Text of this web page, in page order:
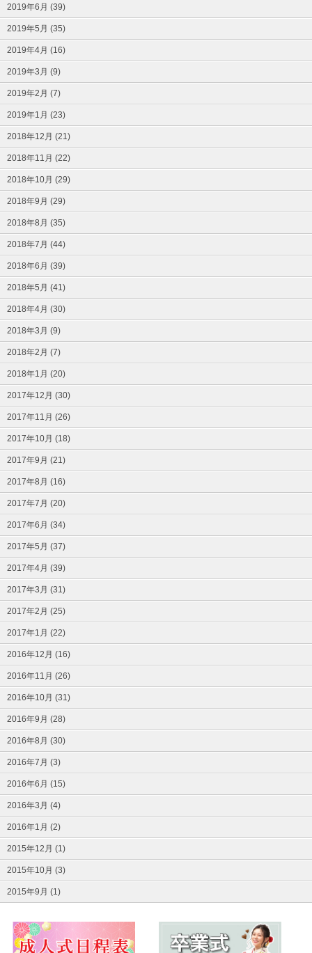
2019年6月 (39)
2019年5月 (35)
2019年4月 (16)
2019年3月 (9)
2019年2月 (7)
2019年1月 (23)
2018年12月 (21)
2018年11月 (22)
2018年10月 (29)
2018年9月 (29)
2018年8月 (35)
2018年7月 (44)
2018年6月 (39)
2018年5月 (41)
2018年4月 (30)
2018年3月 (9)
2018年2月 (7)
2018年1月 (20)
2017年12月 (30)
2017年11月 (26)
2017年10月 (18)
2017年9月 (21)
2017年8月 (16)
2017年7月 (20)
2017年6月 (34)
2017年5月 (37)
2017年4月 (39)
2017年3月 (31)
2017年2月 (25)
2017年1月 (22)
2016年12月 (16)
2016年11月 (26)
2016年10月 (31)
2016年9月 (28)
2016年8月 (30)
2016年7月 (3)
2016年6月 (15)
2016年3月 (4)
2016年1月 (2)
2015年12月 (1)
2015年10月 (3)
2015年9月 (1)